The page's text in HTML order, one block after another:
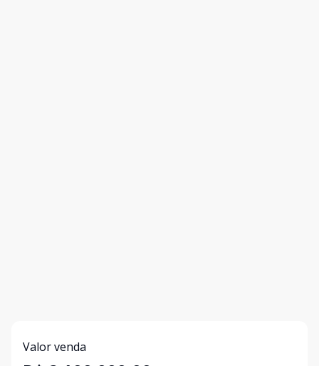
Valor venda